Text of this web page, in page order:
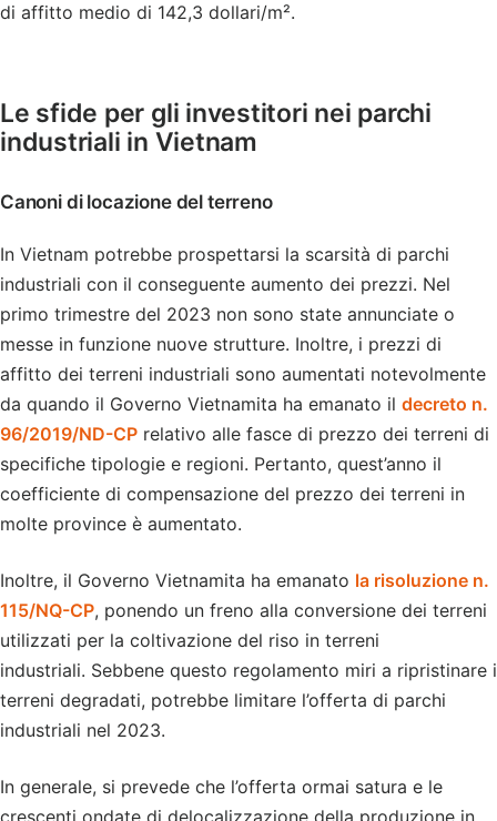
di affitto medio di 142,3 dollari/m².
Le sfide per gli investitori nei parchi
industriali in Vietnam
Canoni di locazione del terreno
In Vietnam potrebbe prospettarsi la scarsità di parchi
industriali con il conseguente aumento dei prezzi. Nel
primo trimestre del 2023 non sono state annunciate o
messe in funzione nuove strutture. Inoltre, i prezzi di
affitto dei terreni industriali sono aumentati notevolmente
da quando il Governo Vietnamita ha emanato il decreto n.
96/2019/ND-CP relativo alle fasce di prezzo dei terreni di
specifiche tipologie e regioni. Pertanto, quest’anno il
coefficiente di compensazione del prezzo dei terreni in
molte province è aumentato.
Inoltre, il Governo Vietnamita ha emanato la risoluzione n.
115/NQ-CP, ponendo un freno alla conversione dei terreni
utilizzati per la coltivazione del riso in terreni
industriali. Sebbene questo regolamento miri a ripristinare i
terreni degradati, potrebbe limitare l’offerta di parchi
industriali nel 2023.
In generale, si prevede che l’offerta ormai satura e le
crescenti ondate di delocalizzazione della produzione in